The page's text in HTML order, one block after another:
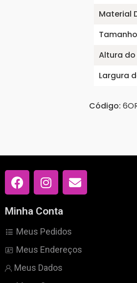
Material
Altura
Largura
Código:
Minha Conta
Meus Pedidos
Meus Endereços
Meus Dados